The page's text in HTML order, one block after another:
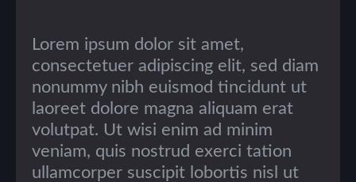
Lorem ipsum dolor sit amet,
consectetuer adipiscing elit, sed diam
nonummy nibh euismod tincidunt ut
laoreet dolore magna aliquam erat
volutpat. Ut wisi enim ad minim
veniam, quis nostrud exerci tation
ullamcorper suscipit lobortis nisl ut